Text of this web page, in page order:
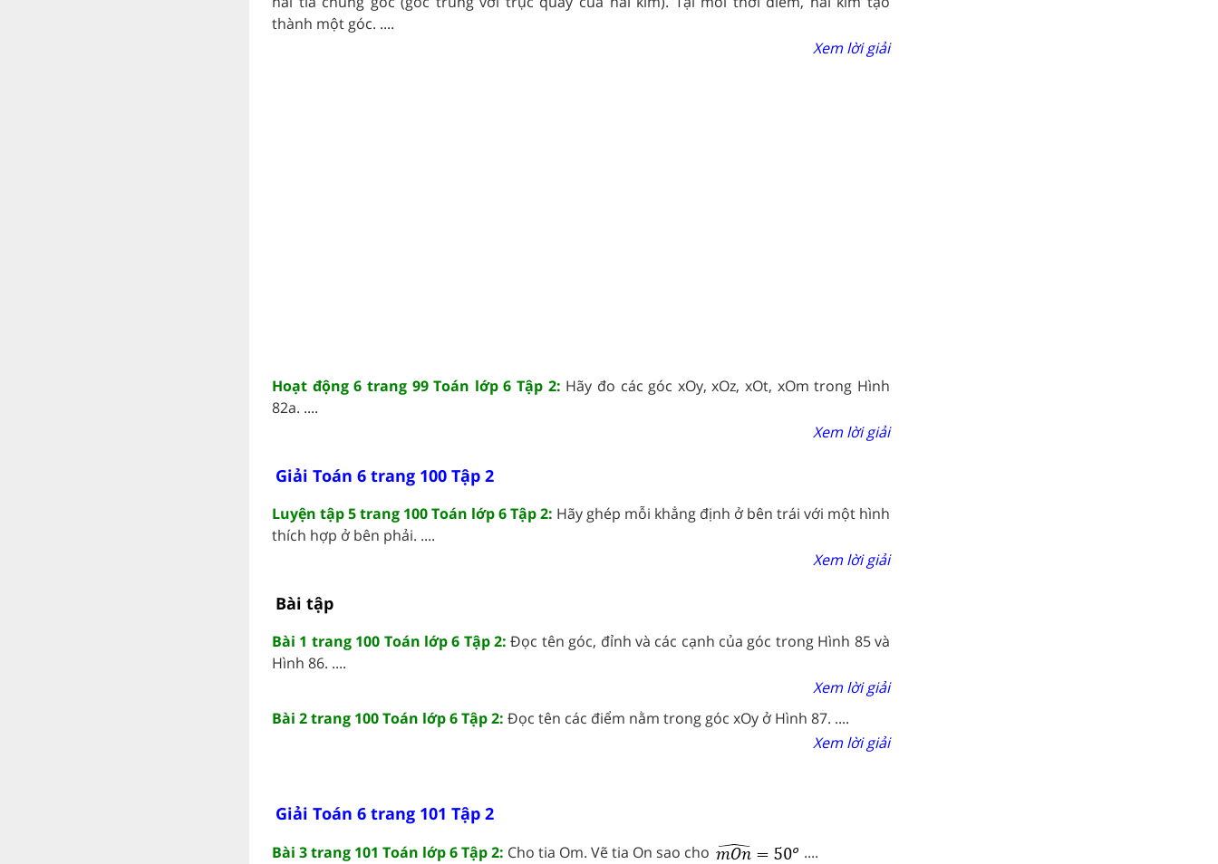
thành một góc. ....
Xem lời giải
Hoạt động 6 trang 99 Toán lớp 6 Tập 2: Hãy đo các góc xOy, xOz, xOt, xOm trong Hình
82a. ....
Xem lời giải
Giải Toán 6 trang 100 Tập 2
Luyện tập 5 trang 100 Toán lớp 6 Tập 2: Hãy ghép mỗi khẳng định ở bên trái với một hình
thích hợp ở bên phải. ....
Xem lời giải
Bài tập
Bài 1 trang 100 Toán lớp 6 Tập 2: Đọc tên góc, đỉnh và các cạnh của góc trong Hình 85 và
Hình 86. ....
Xem lời giải
Bài 2 trang 100 Toán lớp 6 Tập 2: Đọc tên các điểm nằm trong góc xOy ở Hình 87. ....
Xem lời giải
Giải Toán 6 trang 101 Tập 2
Bài 3 trang 101 Toán lớp 6 Tập 2: Cho tia Om. Vẽ tia On sao cho
....